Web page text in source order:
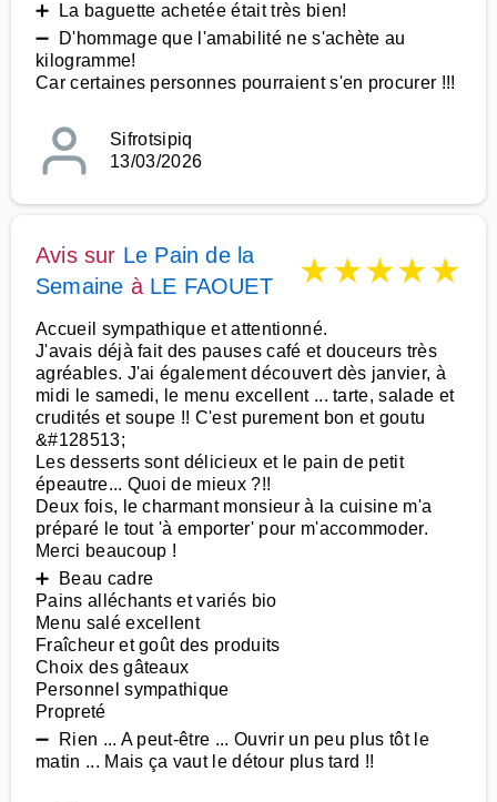
➕ La baguette achetée était très bien!
➖ D'hommage que l'amabilité ne s'achète au
kilogramme!
Car certaines personnes pourraient s'en procurer !!!
Sifrotsipiq
13/03/2026
Avis sur Le Pain de la
Semaine à LE FAOUET ★★★★★
Accueil sympathique et attentionné.
J'avais déjà fait des pauses café et douceurs très
agréables. J'ai également découvert dès janvier, à
midi le samedi, le menu excellent ... tarte, salade et
crudités et soupe !! C'est purement bon et goutu
&#128513;
Les desserts sont délicieux et le pain de petit
épeautre... Quoi de mieux ?!!
Deux fois, le charmant monsieur à la cuisine m'a
préparé le tout 'à emporter' pour m'accommoder.
Merci beaucoup !
➕ Beau cadre
Pains alléchants et variés bio
Menu salé excellent
Fraîcheur et goût des produits
Choix des gâteaux
Personnel sympathique
Propreté
➖ Rien ... A peut-être ... Ouvrir un peu plus tôt le
matin ... Mais ça vaut le détour plus tard !!